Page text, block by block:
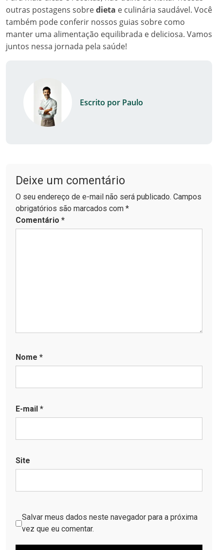
outras postagens sobredieta e culinária saudável. Você
também pode conferir nossos guias sobre como
manter uma alimentação equilibrada e deliciosa. Vamos
juntos nessa jornada pela saúde!
Escrito por Paulo
Deixe um comentário
O seu endereço de e-mail não será publicado. Campos
obrigatórios são marcados com *
Comentário *
Nome *
E-mail *
Site
Salvar meus dados neste navegador para a próxima
vez que eu comentar.